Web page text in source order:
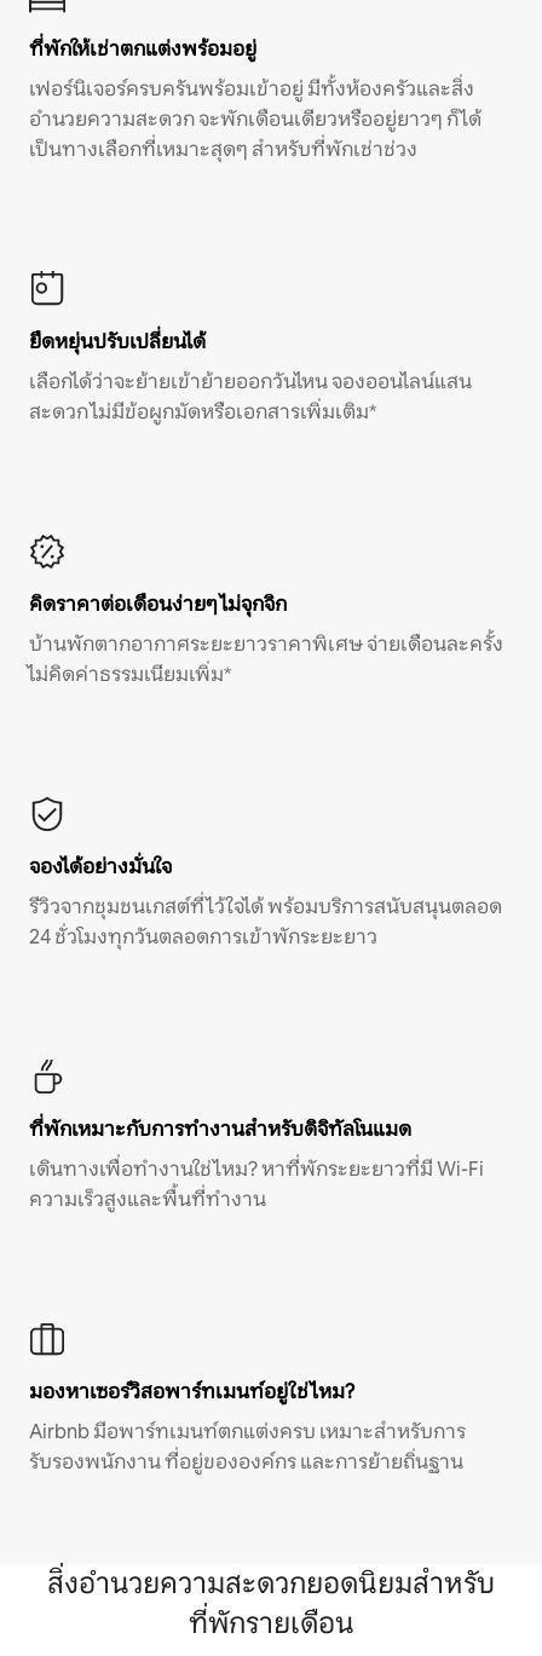
ที่พักให้เช่าตกแต่งพร้อมอยู่
เฟอร์นิเจอร์ครบครันพร้อมเข้าอยู่ มีทั้งห้องครัวและสิ่ง
อำนวยความสะดวก จะพักเดือนเดียวหรืออยู่ยาวๆ ก็ได้
เป็นทางเลือกที่เหมาะสุดๆ สำหรับที่พักเช่าช่วง
ยืดหยุ่นปรับเปลี่ยนได้
เลือกได้ว่าจะย้ายเข้าย้ายออกวันไหน จองออนไลน์แสน
สะดวก ไม่มีข้อผูกมัดหรือเอกสารเพิ่มเติม*
คิดราคาต่อเดือนง่ายๆ ไม่จุกจิก
บ้านพักตากอากาศระยะยาวราคาพิเศษ จ่ายเดือนละครั้ง
ไม่คิดค่าธรรมเนียมเพิ่ม*
จองได้อย่างมั่นใจ
รีวิวจากชุมชนเกสต์ที่ไว้ใจได้ พร้อมบริการสนับสนุนตลอด
24 ชั่วโมงทุกวันตลอดการเข้าพักระยะยาว
ที่พักเหมาะกับการทำงานสำหรับดิจิทัลโนแมด
เดินทางเพื่อทำงานใช่ไหม? หาที่พักระยะยาวที่มี Wi-Fi
ความเร็วสูงและพื้นที่ทำงาน
มองหาเซอร์วิสอพาร์ทเมนท์อยู่ใช่ไหม?
Airbnb มีอพาร์ทเมนท์ตกแต่งครบ เหมาะสำหรับการ
รับรองพนักงาน ที่อยู่ขององค์กร และการย้ายถิ่นฐาน
สิ่งอำนวยความสะดวกยอดนิยมสำหรับ
ที่พักรายเดือน